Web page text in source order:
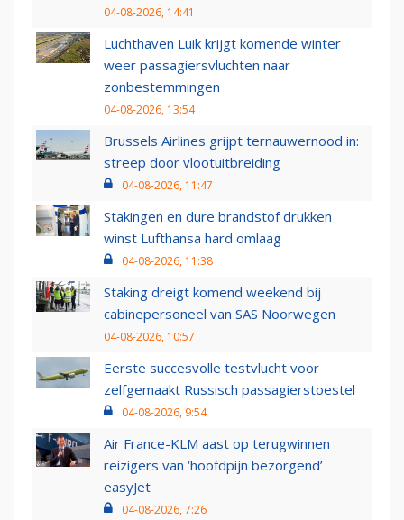
04-08-2026, 14:41
Luchthaven Luik krijgt komende winter
weer passagiersvluchten naar
zonbestemmingen
04-08-2026, 13:54
Brussels Airlines grijpt ternauwernood in:
streep door vlootuitbreiding
04-08-2026, 11:47
Stakingen en dure brandstof drukken
winst Lufthansa hard omlaag
04-08-2026, 11:38
Staking dreigt komend weekend bij
cabinepersoneel van SAS Noorwegen
04-08-2026, 10:57
Eerste succesvolle testvlucht voor
zelfgemaakt Russisch passagierstoestel
04-08-2026, 9:54
Air France-KLM aast op terugwinnen
reizigers van ‘hoofdpijn bezorgend’
easyJet
04-08-2026, 7:26